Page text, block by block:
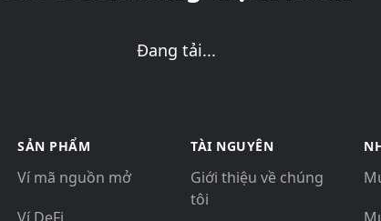
Đang tải...
SẢN PHẨM
Ví mã nguồn mở
TÀI NGUYÊN
Giới thiệu về chúng
tôi